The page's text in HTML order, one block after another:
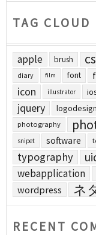
TAG CLOUD
apple brush
diary film font
icon illustrator
jquery logodesign
photography
snipet software
typography
webapplication
wordpress ネ
RECENT